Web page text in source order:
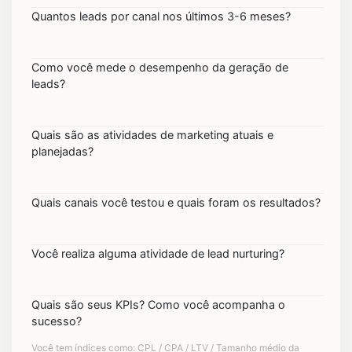
Quantos leads por canal nos últimos 3-6 meses?
Como você mede o desempenho da geração de
leads?
Quais são as atividades de marketing atuais e
planejadas?
Quais canais você testou e quais foram os resultados?
Você realiza alguma atividade de lead nurturing?
Quais são seus KPIs? Como você acompanha o
sucesso?